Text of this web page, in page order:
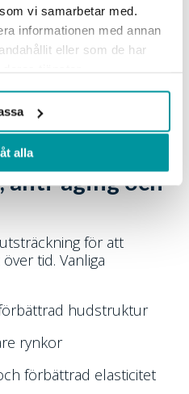
vi samarbetar med.
informationen med annan
eller som de har
alla
kollagen förändras
sig – istället
på ett mer biologiskt
aging och
för att
tid. Vanliga
hudstruktur
rynkor
förbättrad elasticitet